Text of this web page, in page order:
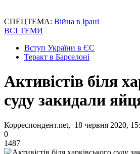
СПЕЦТЕМА: Війна в Ірані
ВСІ ТЕМИ
Вступ України в ЄС
Теракт в Барселоні
Активістів біля
суду закидали
Корреспондент.net, 18 червня 2020,
0
1487